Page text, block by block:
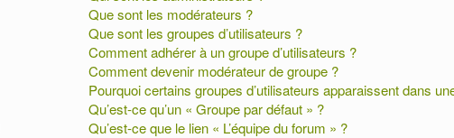
Que sont les modérateurs ?
Que sont les groupes d’utilisateurs ?
Comment adhérer à un groupe d’utilisateurs ?
Comment devenir modérateur de groupe ?
Pourquoi certains groupes d’utilisateurs apparaissent dans
Qu’est-ce qu’un « Groupe par défaut » ?
Qu’est-ce que le lien « L’équipe du forum » ?